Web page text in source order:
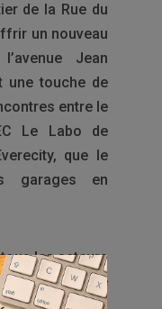
de la Rue du
un nouveau
Jean
une touche de
entre le
Le Labo de
que le
garages en
les acteurs
pour faire